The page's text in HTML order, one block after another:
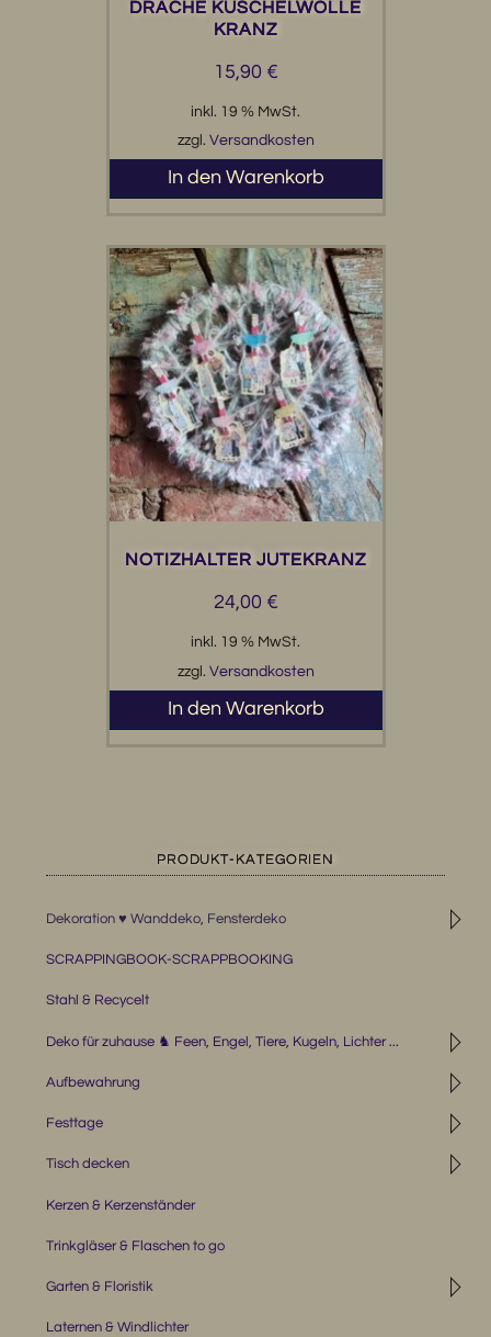
DRACHE KUSCHELWOLLE
KRANZ
15,90 €
inkl. 19 % MwSt.
zzgl. Versandkosten
In den Warenkorb
NOTIZHALTER JUTEKRANZ
24,00 €
inkl. 19 % MwSt.
zzgl. Versandkosten
In den Warenkorb
PRODUKT-KATEGORIEN
◹
Dekoration ♥ Wanddeko, Fensterdeko
SCRAPPINGBOOK-SCRAPPBOOKING
Stahl & Recycelt
◹
Deko für zuhause ♞ Feen, Engel, Tiere, Kugeln, Lichter ...
◹
Aufbewahrung
◹
Festtage
◹
Tisch decken
Kerzen & Kerzenständer
Trinkgläser & Flaschen to go
◹
Garten & Floristik
Laternen & Windlichter